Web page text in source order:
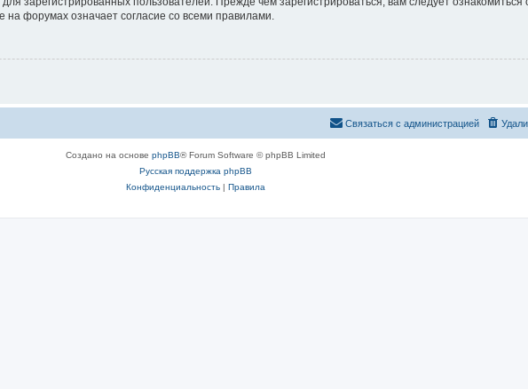
форумах означает согласие со всеми правилами.
Связаться с администрацией
Создано на основе phpBB® Forum Software © phpBB Limited
Русская поддержка phpBB
Конфиденциальность| Правила